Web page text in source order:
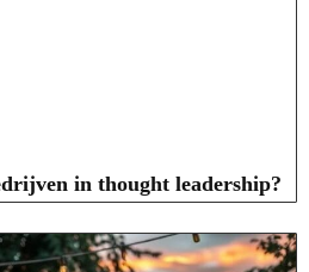
in thought leadership?